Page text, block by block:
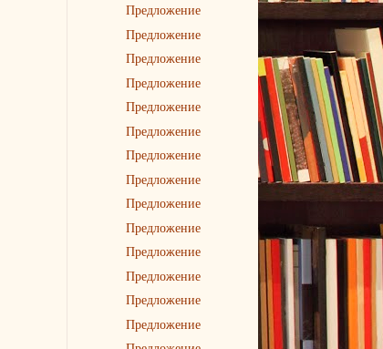
Предложение
Предложение
Предложение
Предложение
Предложение
Предложение
Предложение
Предложение
Предложение
Предложение
Предложение
Предложение
Предложение
Предложение